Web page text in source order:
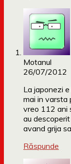
Motanul
26/07/2012
La japonezi
mai in varsta
vreo 112 ani
au
avand grija
Răspunde